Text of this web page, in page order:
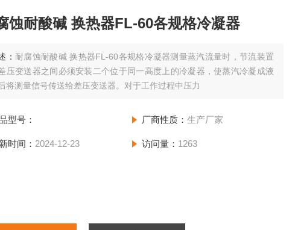
蚀耐酸碱 换热器FL-60各规格冷凝器
： 耐腐蚀耐酸碱 换热器FL-60各规格冷凝器测量蒸汽流量时，节流装置
压变送器之间必须安装二个位于同一高度上的冷凝器，使蒸汽冷凝成液
将测量信号传送给差压变送器。对于工作过程中压力
型号： 厂商性质： 生产厂家
时间： 2024-12-23 访问量： 1263